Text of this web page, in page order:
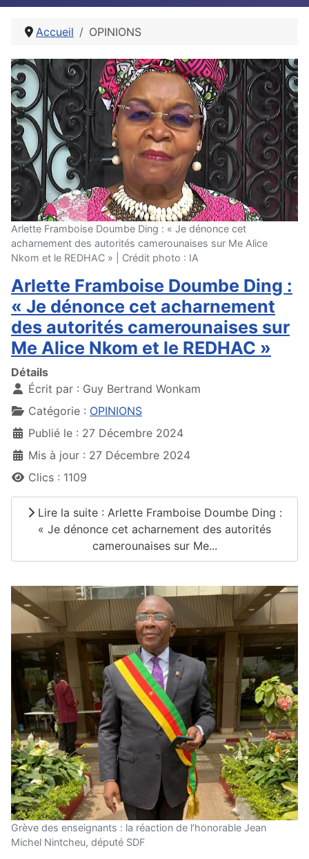
Accueil OPINIONS
Arlette Framboise Doumbe Ding : « Je dénonce cet
acharnement des autorités camerounaises sur Me Alice
Nkom et le REDHAC » | Crédit photo : IA
Arlette Framboise Doumbe Ding :
« Je dénonce cet acharnement
des autorités camerounaises sur
Me Alice Nkom et le REDHAC »
Détails
Écrit par : Guy Bertrand Wonkam
Catégorie : OPINIONS
Publié le : 27 Décembre 2024
Mis à jour : 27 Décembre 2024
Clics : 1109
Lire la suite : Arlette Framboise Doumbe Ding :
« Je dénonce cet acharnement des autorités
camerounaises sur Me...
Grève des enseignants : la réaction de l’honorable Jean
Michel Nintcheu, député SDF